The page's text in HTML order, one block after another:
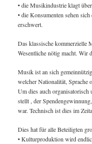
• die Musikindustrie klagt
• die Konsumenten sehen
erschwert.
Das klassische kommerzielle
Wesentliche nötig macht. Wir
Musik ist an sich
welcher Nationalität, Sprache
Um dies auch
stellt , der
war. Technisch ist dies im
Dies hat für alle Beteiligten
• Kulturproduktion wird